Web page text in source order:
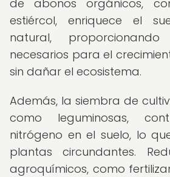
de abonos orgánicos,
estiércol, enriquece el
natural,
necesarios para el
sin dañar el ecosistema.
Además, la siembra de
como leguminosas,
nitrógeno en el suelo, lo
plantas circundantes.
agroquímicos, como